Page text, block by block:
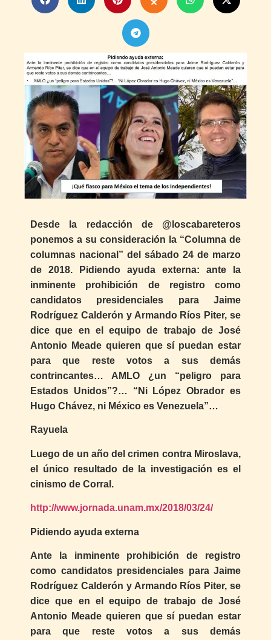
Desde la redacción de @loscabareteros
ponemos a su consideración la “Columna de
columnas nacional” del sábado 24 de marzo
de 2018. Pidiendo ayuda externa: ante la
inminente prohibición de registro como
candidatos presidenciales para Jaime
Rodríguez Calderón y Armando Ríos Piter, se
dice que en el equipo de trabajo de José
Antonio Meade quieren que sí puedan estar
para que reste votos a sus demás
contrincantes… AMLO ¿un “peligro para
Estados Unidos”?… “Ni López Obrador es
Hugo Chávez, ni México es Venezuela”…
Rayuela
Luego de un año del crimen contra Miroslava,
el único resultado de la investigación es el
cinismo de Corral.
http://www.jornada.unam.mx/2018/03/24/
Pidiendo ayuda externa
Ante la inminente prohibición de registro
como candidatos presidenciales para Jaime
Rodríguez Calderón y Armando Ríos Piter, se
dice que en el equipo de trabajo de José
Antonio Meade quieren que sí puedan estar
para que reste votos a sus demás